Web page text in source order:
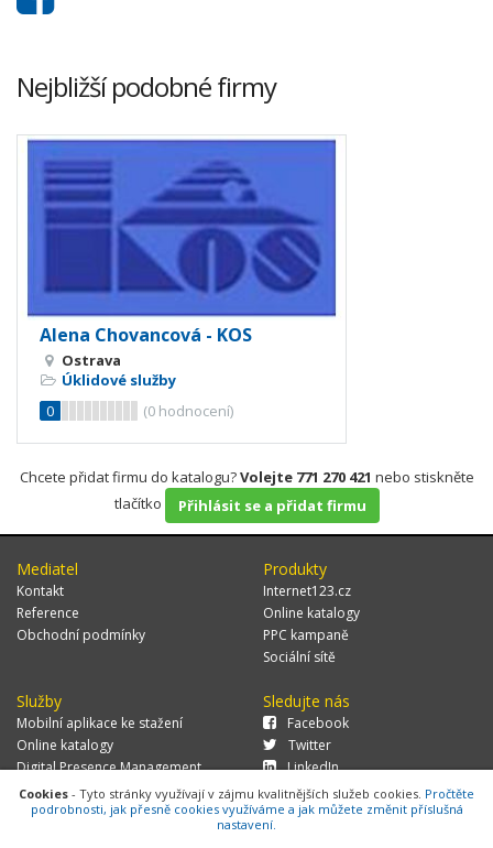
Nejbližší podobné firmy
Alena Chovancová - KOS
Ostrava
Úklidové služby
0
(0 hodnocení)
Chcete přidat firmu do katalogu?Volejte 771 270 421 nebo stiskněte
tlačítko
Přihlásit se a přidat firmu
Mediatel
Kontakt
Reference
Obchodní podmínky
Produkty
Internet123.cz
Online katalogy
PPC kampaně
Sociální sítě
Služby
Mobilní aplikace ke stažení
Online katalogy
Digital Presence Management
Více zákazníků
Sledujte nás
Facebook
Twitter
LinkedIn
Cookies - Tyto stránky využívají v zájmu kvalitnějších služeb cookies. Pročtěte
podrobnosti, jak přesně cookies využíváme a jak můžete změnit příslušná
nastavení.